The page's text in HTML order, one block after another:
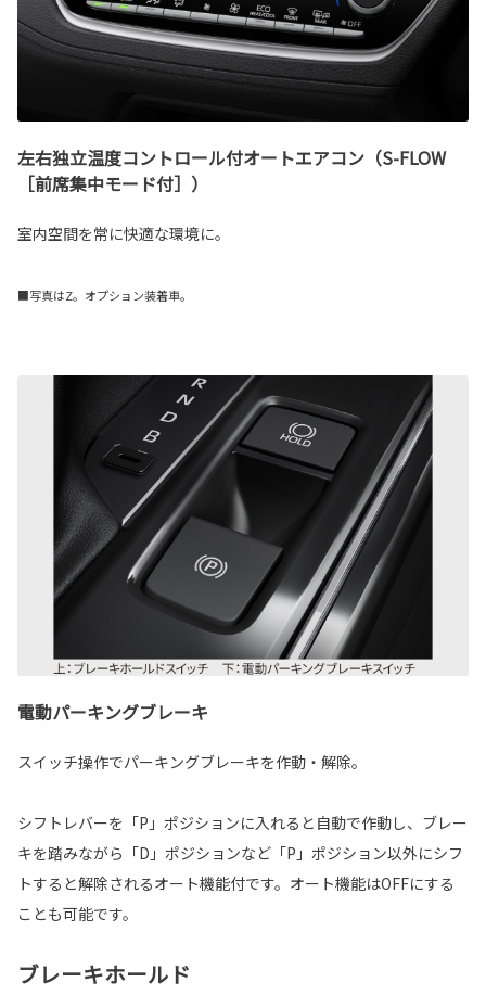
左右独立温度コントロール付オートエアコン（S-FLOW
［前席集中モード付］）
室内空間を常に快適な環境に。
■写真はZ。オプション装着車。
電動パーキングブレーキ
スイッチ操作でパーキングブレーキを作動・解除。
シフトレバーを「P」ポジションに入れると自動で作動し、ブレー
キを踏みながら「D」ポジションなど「P」ポジション以外にシフ
トすると解除されるオート機能付です。オート機能はOFFにする
ことも可能です。
ブレーキホールド